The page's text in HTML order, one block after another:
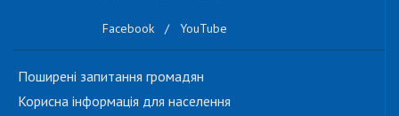
Facebook / YouTube
Поширені запитання громадян
Корисна інформація для населення